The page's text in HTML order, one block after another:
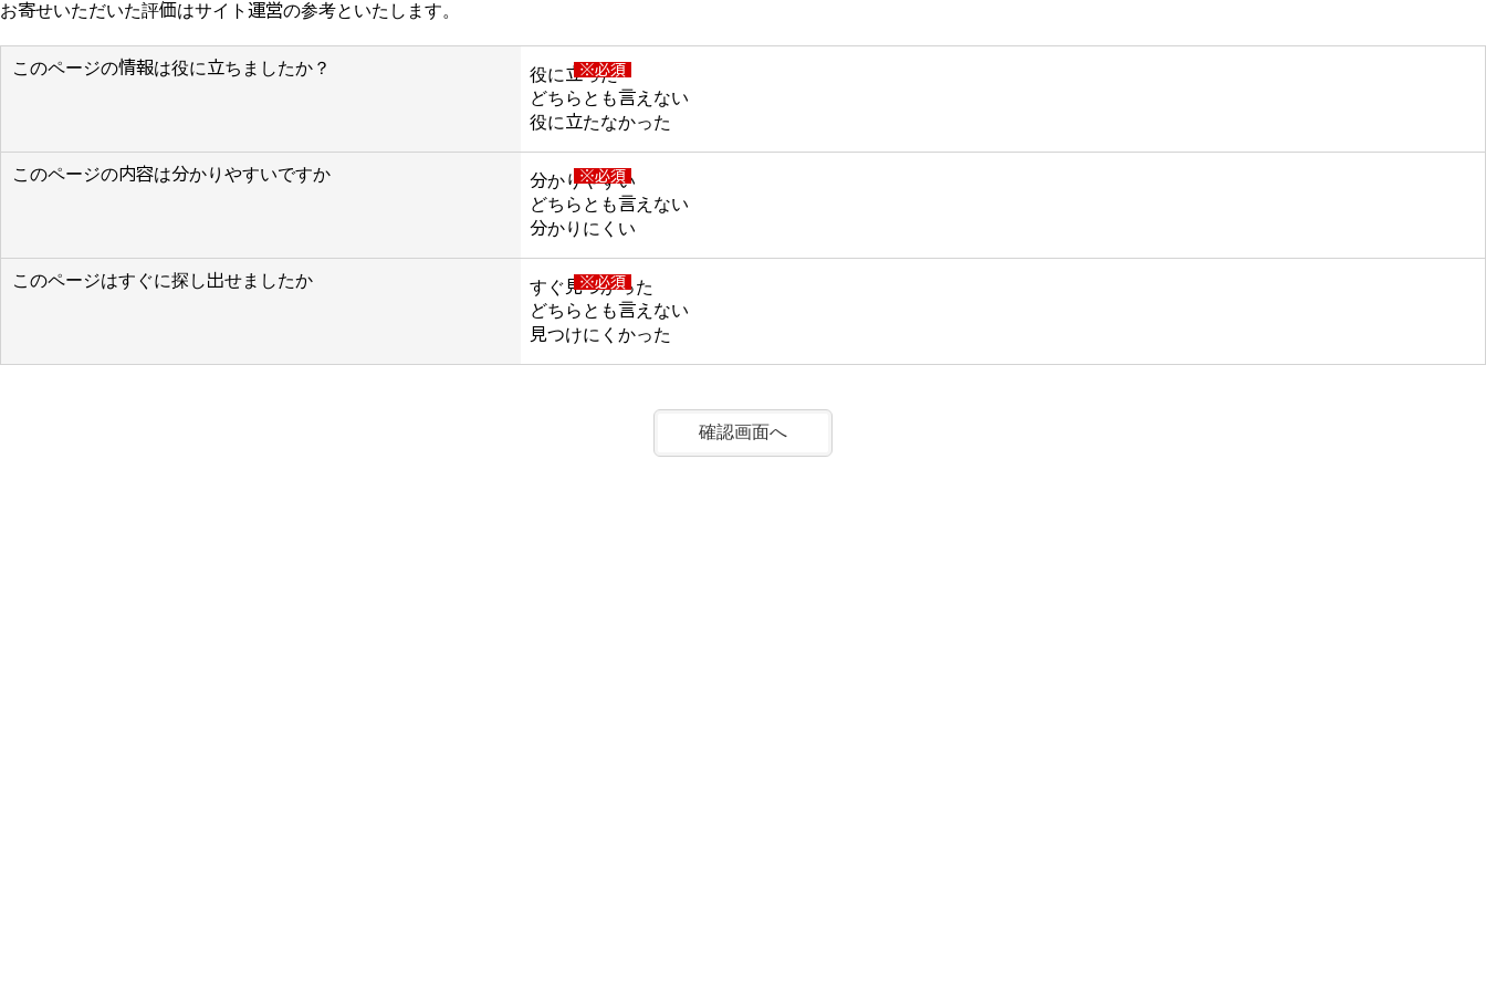
お寄せいただいた評価はサイト運営の参考といたします。
このページの情報は役に立ちましたか？ ※必須
役に立った
どちらとも言えない
役に立たなかった
このページの内容は分かりやすいですか ※必須
分かりやすい
どちらとも言えない
分かりにくい
このページはすぐに探し出せましたか ※必須
すぐ見つかった
どちらとも言えない
見つけにくかった